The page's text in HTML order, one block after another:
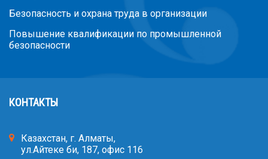
Безопасность и охрана труда в организации
Повышение квалификации по промышленной
безопасности
КОНТАКТЫ
Казахстан, г. Алматы,
ул.Айтеке би, 187, офис 116